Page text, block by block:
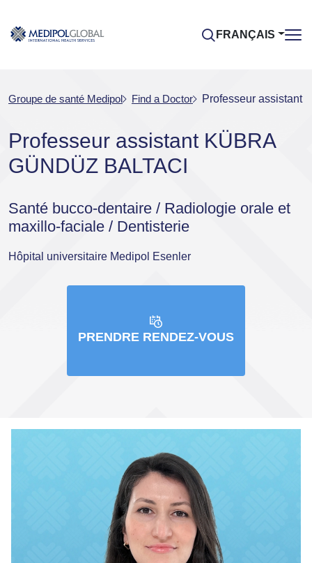
FRANÇAIS
Groupe de santé Medipol Find a Doctor Professeur assistant
Professeur assistant KÜBRA
GÜNDÜZ BALTACI
Santé bucco-dentaire / Radiologie orale et
maxillo-faciale / Dentisterie
Hôpital universitaire Medipol Esenler
PRENDRE RENDEZ-VOUS